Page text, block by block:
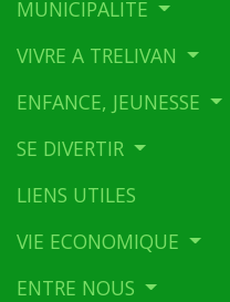
MUNICIPALITE
VIVRE A TRELIVAN
ENFANCE, JEUNESSE
SE DIVERTIR
LIENS UTILES
VIE ECONOMIQUE
ENTRE NOUS